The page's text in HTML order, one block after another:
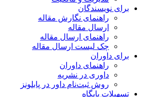
برای نویسندگان
راهنمای نگارش مقاله
ارسال مقاله
راهنمای ارسال مقاله
چک لیست ارسال مقاله
برای داوران
راهنمای داوران
داوری در نشریه
روش ثبت‌نام داور در پابلونز
تسهیلات پایگاه